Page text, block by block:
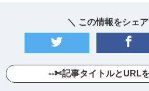
＼ この情報をシェ
--✄記事タイトルとURL